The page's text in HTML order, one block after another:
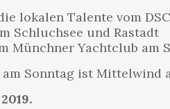
lokalen Talente vom
Schluchsee und Rastadt
Münchner Yachtclub am
Sonntag ist Mittelwind